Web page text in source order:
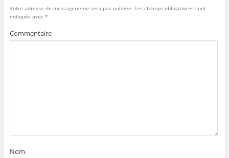
Votre adresse de messagerie ne sera pas publiée. Les champs obligatoires sont
indiqués avec *
Commentaire
Nom